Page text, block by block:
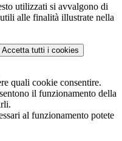
utilizzati si avvalgono di
alle finalità illustrate nella
Accetta tutti i cookies
quali cookie consentire.
il funzionamento della
al funzionamento potete